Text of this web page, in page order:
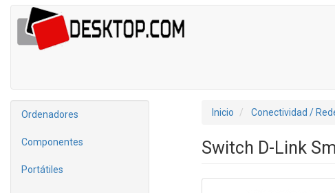
Ordenadores
Componentes
Portátiles
Inicio Conectividad /
Switch D-Link